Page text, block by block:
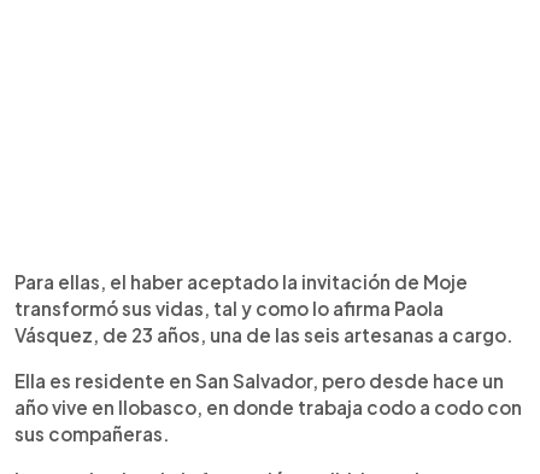
Para ellas, el haber aceptado la invitación de Moje
transformó sus vidas, tal y como lo afirma Paola
Vásquez, de 23 años, una de las seis artesanas a cargo.
Ella es residente en San Salvador, pero desde hace un
año vive en Ilobasco, en donde trabaja codo a codo con
sus compañeras.